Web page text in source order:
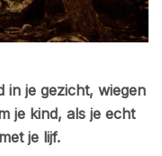
in je gezicht, wiegen
je kind, als je echt
je lijf.